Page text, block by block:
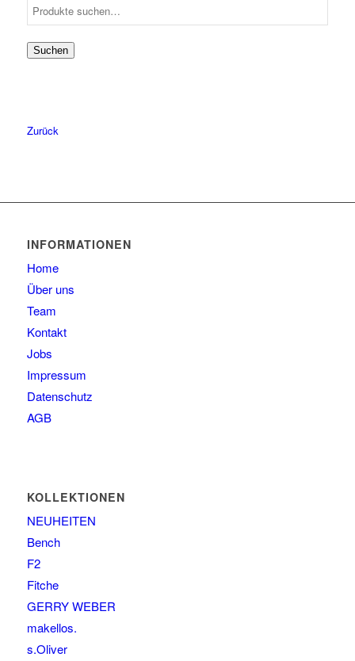
601
621
Suchen
Zurück
INFORMATIONEN
Home
Über uns
Team
Kontakt
Jobs
Impressum
Datenschutz
AGB
KOLLEKTIONEN
NEUHEITEN
Bench
F2
Fitche
GERRY WEBER
makellos.
s.Oliver